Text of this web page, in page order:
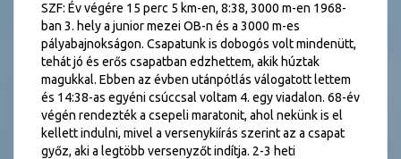
SZF: Év végére 15 perc 5 km-en, 8:38, 3000 m-en 1968-
ban 3. hely a junior mezei OB-n és a 3000 m-es
pályabajnokságon. Csapatunk is dobogós volt mindenütt,
tehát jó és erős csapatban edzhettem, akik húztak
magukkal. Ebben az évben utánpótlás válogatott lettem
és 14:38-as egyéni csúccsal voltam 4. egy viadalon. 68-év
végén rendezték a csepeli maratonit, ahol nekünk is el
kellett indulni, mivel a versenykiírás szerint az a csapat
győz, aki a legtöbb versenyzőt indítja. 2-3 heti